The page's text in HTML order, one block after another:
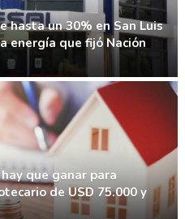
hasta un 30% en San Luis
energía que fijó Nación
que ganar para
de USD 75.000 y